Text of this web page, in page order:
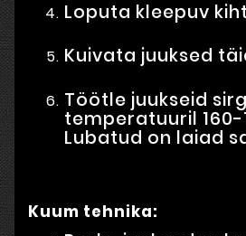
Loputa kleepuv
Kuivata juuksed
Töötle juukseid
temperatuuril 160-
Lubatud on laiad
Kuum tehnika: